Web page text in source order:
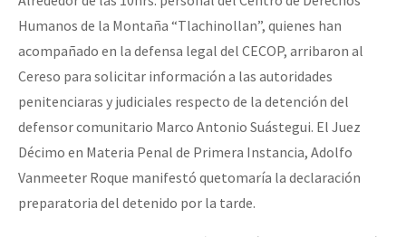
Humanos de la Montaña “Tlachinollan”, quienes han
acompañado en la defensa legal del CECOP, arribaron al
Cereso para solicitar información a las autoridades
penitenciaras y judiciales respecto de la detención del
defensor comunitario Marco Antonio Suástegui. El Juez
Décimo en Materia Penal de Primera Instancia, Adolfo
Vanmeeter Roque manifestó quetomaría la declaración
preparatoria del detenido por la tarde.